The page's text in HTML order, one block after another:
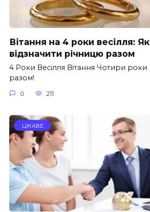
Вітання на 4 роки весілля: Як
відзначити річницю разом
4 Роки Весілля Вітання Чотири роки
разом!
0 211
ЦІКАВЕ